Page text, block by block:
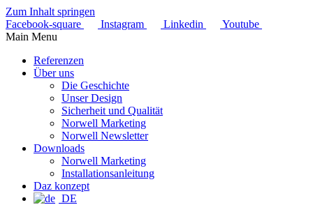
Zum Inhalt springen
Facebook-square
Instagram Linkedin
Youtube
Main Menu
Referenzen
Über uns
Die Geschichte
Unser Design
Sicherheit und Qualität
Norwell Marketing
Norwell Newsletter
Downloads
Norwell Marketing
Installationsanleitung
Daz konzept
DE